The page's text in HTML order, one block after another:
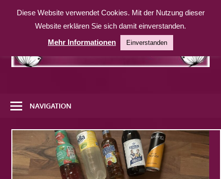
Inhalt
weitere
Website
NAVIGATION
Diese Website verwendet Cookies. Mit der Nutzung dieser
Website erklären Sie sich damit einverstanden.
Mehr Informationen
Einverstanden